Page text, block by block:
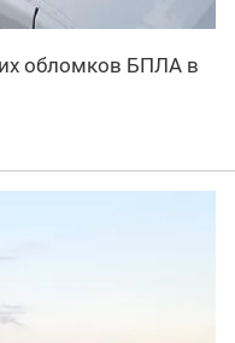
обломков БПЛА в